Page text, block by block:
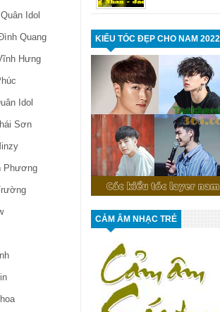
Idol
Quang
Hưng
Idol
Sơn
Phương
KIỂU TÓC ĐẸP CHO NAM 2022
CẢM ÂM NHẠC TRẺ